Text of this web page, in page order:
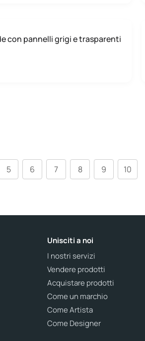
con pannelli grigi e trasparenti
5 6 7 8 9 10
Unisciti a noi
I nostri servizi
Vendere prodotti
Acquistare prodotti
Come un marchio
Come Artista
Come Designer